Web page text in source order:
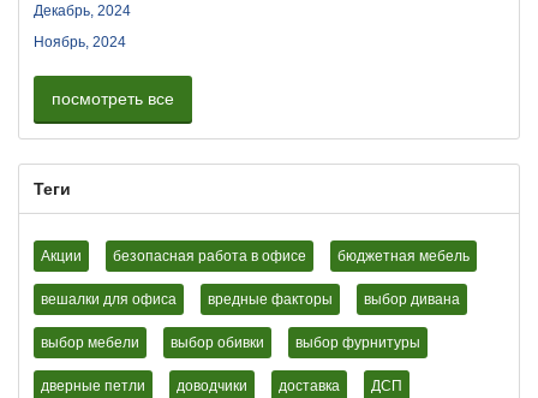
Декабрь, 2024
Ноябрь, 2024
посмотреть все
Теги
Акции безопасная работа в офисе бюджетная мебель
вешалки для офиса вредные факторы выбор дивана
выбор мебели выбор обивки выбор фурнитуры
дверные петли доводчики доставка ДСП